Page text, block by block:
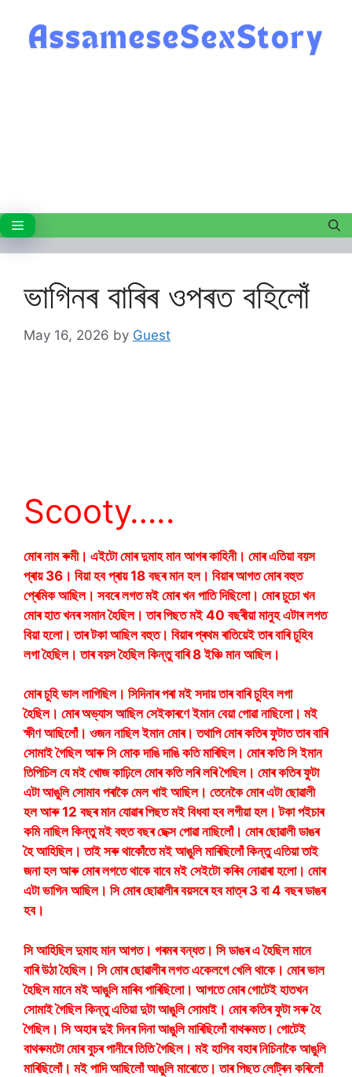
content
Menu
ভাগিনৰ বাৰিৰ ওপৰত বহিলোঁ
May 16, 2026 by Guest
Scooty…..
মোৰ নাম ৰুমী। এইটো মোৰ দুমাহ মান আগৰ কাহিনী। মোৰ এতিয়া বয়স
প্ৰায় 36। বিয়া হব প্ৰায় 18 বছৰ মান হল। বিয়াৰ আগত মোৰ বহুত
প্ৰেমিক আছিল। সবৰে লগত মই মোৰ খন পাতি দিছিলো। মোৰ চুচো খন
মোৰ হাত খনৰ সমান হৈছিল। তাৰ পিছত মই 40 বছৰীয়া মানুহ এটাৰ লগত
বিয়া হলো। তাৰ টকা আছিল বহুত। বিয়াৰ প্ৰথম ৰাতিয়েই তাৰ বাৰি চুহিব
লগা হৈছিল। তাৰ বয়স হৈছিল কিন্তু বাৰি 8 ইঞ্চি মান আছিল।
মোৰ চুহি ভাল লাগিছিল। সিদিনাৰ পৰা মই সদায় তাৰ বাৰি চুহিব লগা
হৈছিল। মোৰ অভ্যাস আছিল সেইকাৰণে ইমান বেয়া পোৱা নাছিলো। মই
ক্ষীণ আছিলোঁ। ওজন নাছিল ইমান মোৰ। তথাপি মোৰ কতিৰ ফুটাত তাৰ বাৰি
সোমাই গৈছিল আৰু সি মোক দাঙি দাঙি কতি মাৰিছিল। মোৰ কতি সি ইমান
তিপিচিল যে মই খোজ কাঢ়িলে মোৰ কতি লৰি লৰি গৈছিল। মোৰ কতিৰ ফুটা
এটা আঙুলি সোমাব পৰাকৈ মেল খাই আছিল। তেনেকৈ মোৰ এটা ছোৱালী
হল আৰু 12 বছৰ মান যোৱাৰ পিছত মই বিধবা হব লগীয়া হল। টকা পইচাৰ
কমি নাছিল কিন্তু মই বহুত বছৰ ছেক্স পোৱা নাছিলোঁ। মোৰ ছোৱালী ডাঙৰ
হৈ আহিছিল। তাই সৰু থাকোঁতে মই আঙুলি মাৰিছিলোঁ কিন্তু এতিয়া তাই
জনা হল আৰু মোৰ লগতে থাকে বাবে মই সেইটো কৰিব নোৱাৰা হলো। মোৰ
এটা ভাগিন আছিল। সি মোৰ ছোৱালীৰ বয়সৰে হব মাত্ৰ 3 বা 4 বছৰ ডাঙৰ
হব।
সি আহিছিল দুমাহ মান আগত। গৰমৰ বন্ধত। সি ডাঙৰ এ হৈছিল মানে
বাৰি উঠা হৈছিল। সি মোৰ ছোৱালীৰ লগত একেলগে খেলি থাকে। মোৰ ভাল
হৈছিল মানে মই আঙুলি মাৰিব পাৰিছিলো। আগতে মোৰ গোটেই হাতখন
সোমাই গৈছিল কিন্তু এতিয়া দুটা আঙুলি সোমাই। মোৰ কতিৰ ফুটা সৰু হৈ
গৈছিল। সি অহাৰ দুই দিনৰ দিনা আঙুলি মাৰিছিলোঁ বাথৰুমত। গোটেই
বাথৰুমটো মোৰ বুচৰ পানীৰে তিতি গৈছিল। মই হাগিব বহাৰ নিচিনাকৈ আঙুলি
মাৰিছিলোঁ। মই পাদি আছিলোঁ আঙুলি মাৰোতে। তাৰ পিছত লেট্ৰিন কৰিলোঁ